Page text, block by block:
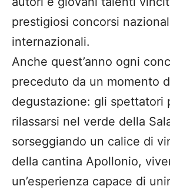
prestigiosi concorsi
internazionali.
Anche quest’anno ogni
preceduto da un momento
degustazione: gli spettatori
rilassarsi nel verde della
sorseggiando un calice di
della cantina Apollonio,
un’esperienza capace di